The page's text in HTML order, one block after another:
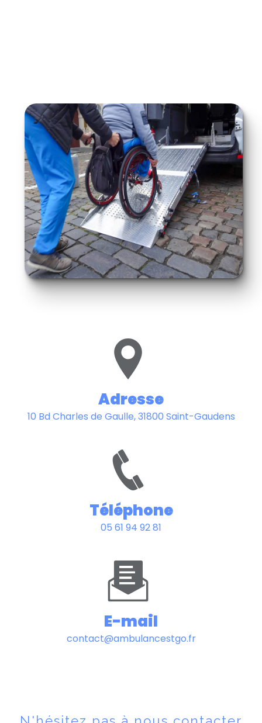
Adresse
10 Bd Charles de Gaulle, 31800 Saint-Gaudens
Téléphone
05 61 94 92 81
E-mail
contact@ambulancestgo.fr